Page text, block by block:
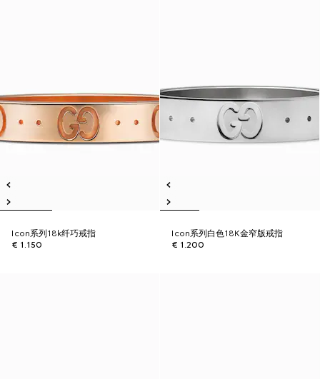
Icon系列18k纤巧戒指
€ 1.150
Icon系列白色18K金窄版戒指
€ 1.200